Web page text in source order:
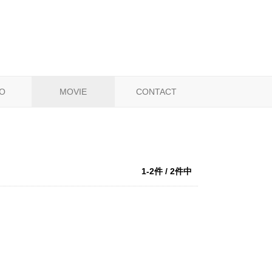
MOVIE CONTACT
1-2件 / 2件中